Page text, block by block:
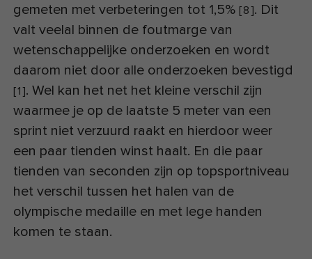
gemeten met verbeteringen tot 1,5% [8]. Dit
valt veelal binnen de foutmarge van
wetenschappelijke onderzoeken en wordt
daarom niet door alle onderzoeken bevestigd
[1]. Wel kan het net het kleine verschil zijn
waarmee je op de laatste 5 meter van een
sprint niet verzuurd raakt en hierdoor weer
een paar tienden winst haalt. En die paar
tienden van seconden zijn op topsportniveau
het verschil tussen het halen van de
olympische medaille en met lege handen
komen te staan.